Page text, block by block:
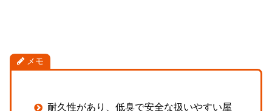
メモ
耐久性があり、低臭で安全な扱いやすい屋